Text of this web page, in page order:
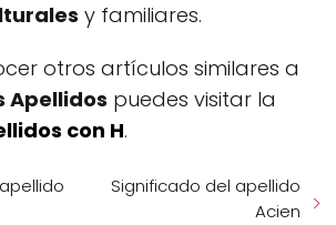
y familiares.
otros artículos similares a
Apellidos puedes visitar la
con H.
Significado del apellido
Acien